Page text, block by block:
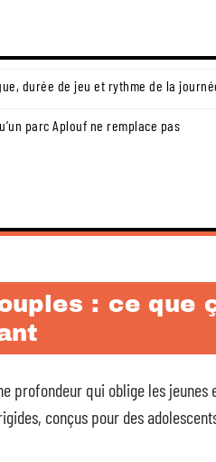
durée de jeu et rythme de la
parc Aplouf ne remplace pas
: ce que
profondeur qui oblige les jeunes
conçus pour des